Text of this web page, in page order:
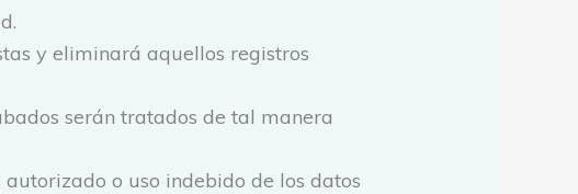
y eliminará aquellos registros
serán tratados de tal manera
o uso indebido de los datos